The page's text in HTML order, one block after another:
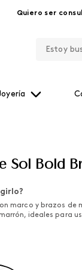
Quiero ser
Sol Bold
marco y brazos de
ideales para